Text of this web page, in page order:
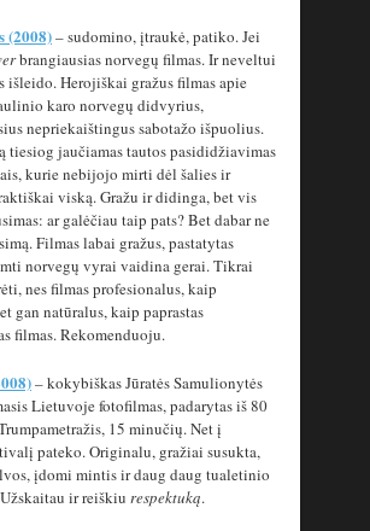
(2008)– sudomino, įtraukė, patiko. Jei
brangiausias norvegų filmas. Ir neveltui
išleido. Herojiškai gražus filmas apie
karo norvegų didvyrius,
nepriekaištingus sabotažo išpuolius.
tiesiog jaučiamas tautos pasididžiavimas
kurie nebijojo mirti dėl šalies ir
viską. Gražu ir didinga, bet vis
ar galėčiau taip pats? Bet dabar ne
Filmas labai gražus, pastatytas
norvegų vyrai vaidina gerai. Tikrai
nes filmas profesionalus, kaip
gan natūralus, kaip paprastas
filmas. Rekomenduoju.
– kokybiškas Jūratės Samulionytės
Lietuvoje fotofilmas, padarytas iš 80
15 minučių. Net į
pateko. Originalu, gražiai susukta,
įdomi mintis ir daug daug tualetinio
ir reiškiu respektuką.